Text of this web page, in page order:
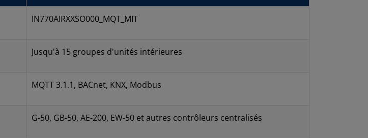
IN770AIRXXSO000_MQT_MIT
Jusqu'à 15 groupes d'unités intérieures
MQTT 3.1.1, BACnet, KNX, Modbus
G-50, GB-50, AE-200, EW-50 et autres contrôleurs centralisés